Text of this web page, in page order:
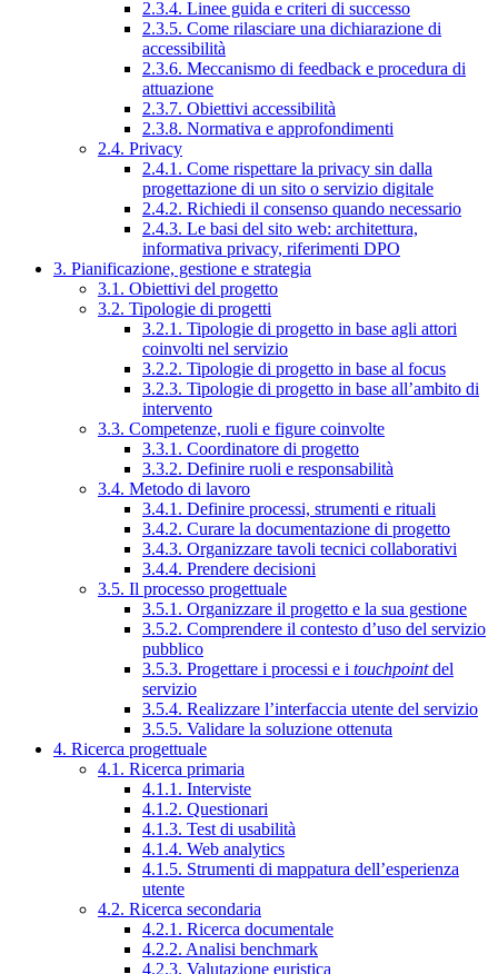
2.3.4. Linee guida e criteri di successo
2.3.5. Come rilasciare una dichiarazione di
accessibilità
2.3.6. Meccanismo di feedback e procedura di
attuazione
2.3.7. Obiettivi accessibilità
2.3.8. Normativa e approfondimenti
2.4. Privacy
2.4.1. Come rispettare la privacy sin dalla
progettazione di un sito o servizio digitale
2.4.2. Richiedi il consenso quando necessario
2.4.3. Le basi del sito web: architettura,
informativa privacy, riferimenti DPO
3. Pianificazione, gestione e strategia
3.1. Obiettivi del progetto
3.2. Tipologie di progetti
3.2.1. Tipologie di progetto in base agli attori
coinvolti nel servizio
3.2.2. Tipologie di progetto in base al focus
3.2.3. Tipologie di progetto in base all’ambito di
intervento
3.3. Competenze, ruoli e figure coinvolte
3.3.1. Coordinatore di progetto
3.3.2. Definire ruoli e responsabilità
3.4. Metodo di lavoro
3.4.1. Definire processi, strumenti e rituali
3.4.2. Curare la documentazione di progetto
3.4.3. Organizzare tavoli tecnici collaborativi
3.4.4. Prendere decisioni
3.5. Il processo progettuale
3.5.1. Organizzare il progetto e la sua gestione
3.5.2. Comprendere il contesto d’uso del servizio
pubblico
3.5.3. Progettare i processi e i touchpointdel
servizio
3.5.4. Realizzare l’interfaccia utente del servizio
3.5.5. Validare la soluzione ottenuta
4. Ricerca progettuale
4.1. Ricerca primaria
4.1.1. Interviste
4.1.2. Questionari
4.1.3. Test di usabilità
4.1.4. Web analytics
4.1.5. Strumenti di mappatura dell’esperienza
utente
4.2. Ricerca secondaria
4.2.1. Ricerca documentale
4.2.2. Analisi benchmark
4.2.3. Valutazione euristica